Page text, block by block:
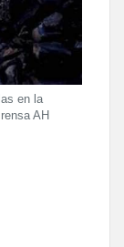
en la
AH